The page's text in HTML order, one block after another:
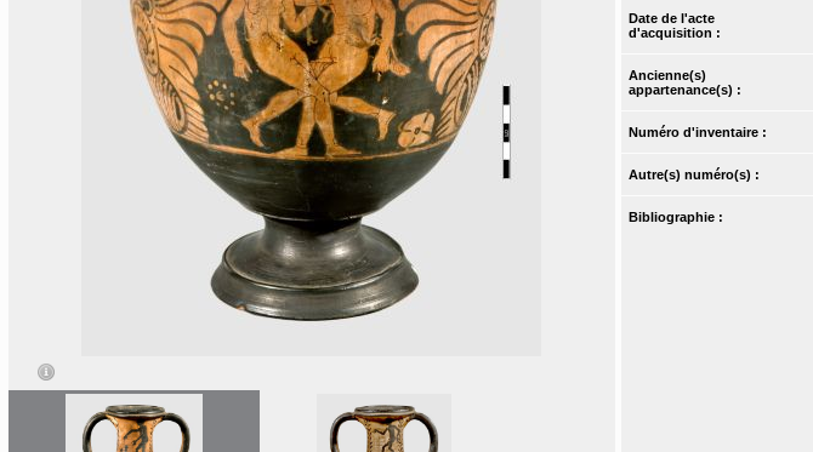
Date de l'acte
d'acquisition :
Ancienne(s)
appartenance(s) :
Numéro d'inventaire :
Autre(s) numéro(s) :
Bibliographie :